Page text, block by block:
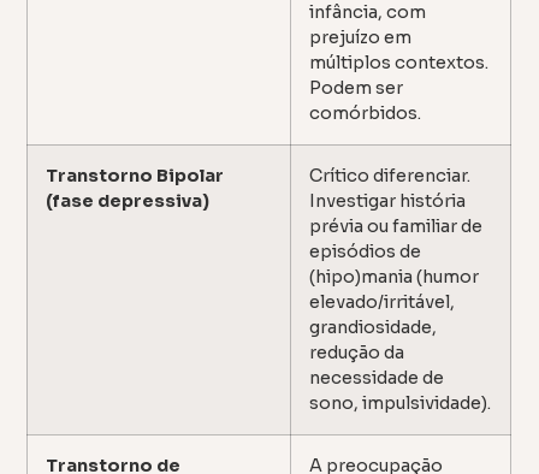
infância, com
prejuízo em
múltiplos contextos.
Podem ser
comórbidos.
Transtorno Bipolar
(fase depressiva)
Crítico diferenciar.
Investigar história
prévia ou familiar de
episódios de
(hipo)mania (humor
elevado/irritável,
grandiosidade,
redução da
necessidade de
sono, impulsividade).
Transtorno de A preocupação